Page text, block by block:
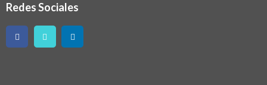
Redes Sociales